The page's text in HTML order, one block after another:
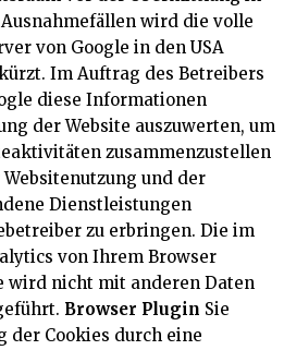
wird die volle
von Google in den USA
Im Auftrag des Betreibers
diese Informationen
der Website auszuwerten, um
zusammenzustellen
und der
Dienstleistungen
zu erbringen. Die im
von Ihrem Browser
wird nicht mit anderen Daten
Browser Plugin Sie
der Cookies durch eine